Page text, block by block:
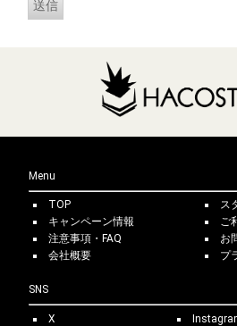
Menu
TOP
ス
キャンペーン情報
ご
注意事項・FAQ
お
会社概要
プ
SNS
X